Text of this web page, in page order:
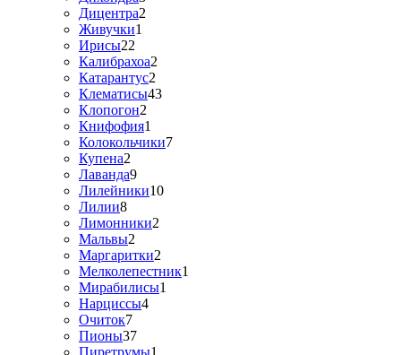
Дицентра2
Живучки1
Ирисы22
Калибрахоа2
Катарантус2
Клематисы43
Клопогон2
Книфофия1
Колокольчики7
Купена2
Лаванда9
Лилейники10
Лилии8
Лимонники2
Мальвы2
Маргаритки2
Мелколепестник1
Мирабилисы1
Нарциссы4
Очиток7
Пионы37
Пиретрумы1